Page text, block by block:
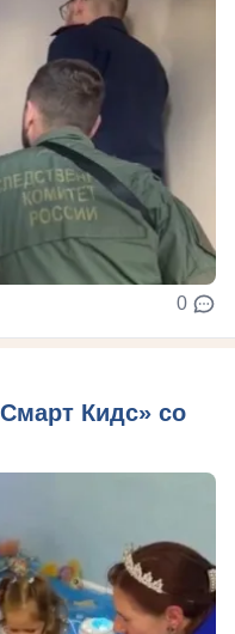
0
Кидс» со